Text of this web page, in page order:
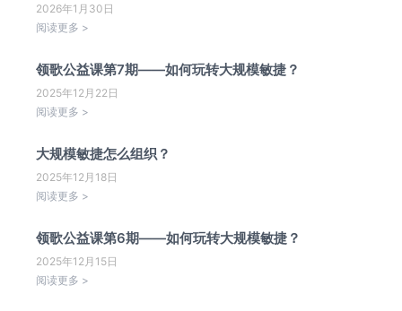
2026年1月30日
阅读更多 >
领歌公益课第7期——如何玩转大规模敏捷？
2025年12月22日
阅读更多 >
大规模敏捷怎么组织？
2025年12月18日
阅读更多 >
领歌公益课第6期——如何玩转大规模敏捷？
2025年12月15日
阅读更多 >